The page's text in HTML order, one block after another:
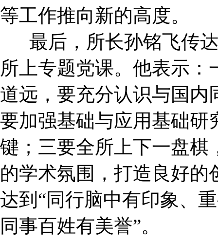
等工作推向新的高度。
最后，所长孙铭飞传达
所上专题党课。他表示
道远，要充分认识与国
要加强基础与应用基础研
键；三要全所上下一盘棋
的学术氛围，打造良好
达到“同行脑中有印象、
同事百姓有美誉”。